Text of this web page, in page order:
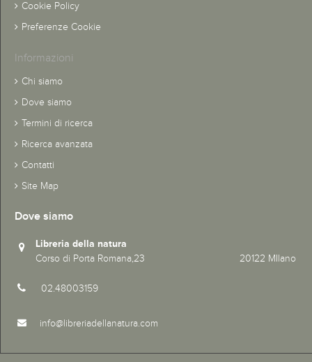
Cookie Policy
Preferenze Cookie
Informazioni
Chi siamo
Dove siamo
Termini di ricerca
Ricerca avanzata
Contatti
Site Map
Dove siamo
Libreria della natura
Corso di Porta Romana,23 20122 MIlano
02.48003159
info@libreriadellanatura.com